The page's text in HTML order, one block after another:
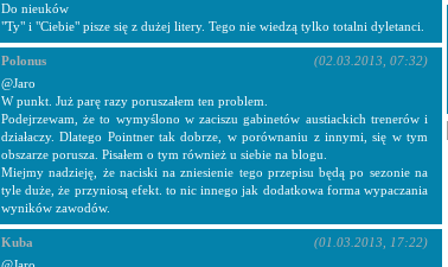
Do nieuków
"Ty" i "Ciebie" pisze się z dużej litery. Tego nie wiedzą tylko totalni dyletanci.
Polonus
@Jaro
W punkt. Już parę razy poruszałem ten problem.
Podejrzewam, że to wymyślono w zaciszu gabinetów austiackich trenerów i
działaczy. Dlatego Pointner tak dobrze, w porównaniu z innymi, się w tym
obszarze porusza. Pisałem o tym również u siebie na blogu.
Miejmy nadzieję, że naciski na zniesienie tego przepisu będą po sezonie na
tyle duże, że przyniosą efekt. to nic innego jak dodatkowa forma wypaczania
wyników zawodów.
(02.03.2013, 07:32)
Kuba
(01.03.2013, 17:22)